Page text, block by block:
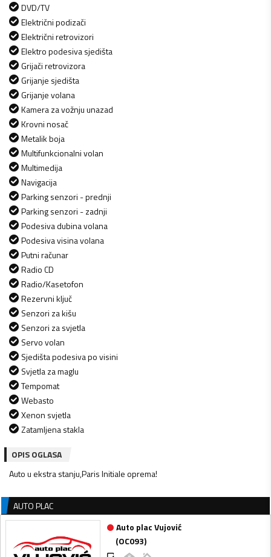
DVD/TV
Električni podizači
Električni retrovizori
Elektro podesiva sjedišta
Grijači retrovizora
Grijanje sjedišta
Grijanje volana
Kamera za vožnju unazad
Krovni nosač
Metalik boja
Multifunkcionalni volan
Multimedija
Navigacija
Parking senzori - prednji
Parking senzori - zadnji
Podesiva dubina volana
Podesiva visina volana
Putni računar
Radio CD
Radio/Kasetofon
Rezervni ključ
Senzori za kišu
Senzori za svjetla
Servo volan
Sjedišta podesiva po visini
Svjetla za maglu
Tempomat
Webasto
Xenon svjetla
Zatamljena stakla
OPIS OGLASA
Auto u ekstra stanju,Paris Initiale oprema!
AUTO PLAC
Auto plac Vujović
(OC093)